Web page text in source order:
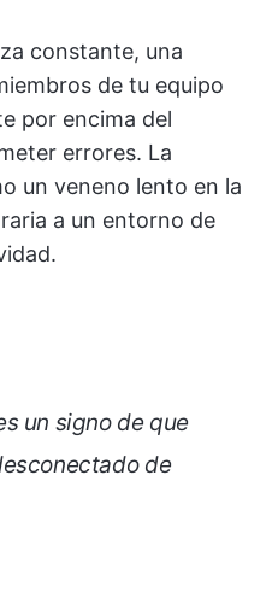
constante, una
de tu equipo
por encima del
errores. La
un veneno lento en la
a un entorno de
un signo de que
de